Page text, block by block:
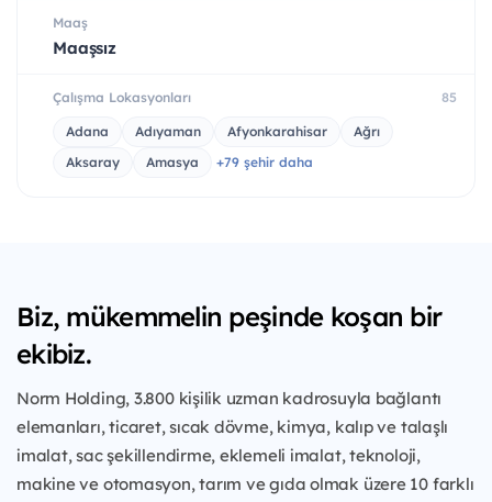
Maaş
Maaşsız
Çalışma Lokasyonları 85
Adana Adıyaman Afyonkarahisar
Ağrı
Aksaray
Amasya +79 şehir daha
Biz, mükemmelin peşinde koşan bir
ekibiz.
Norm Holding, 3.800 kişilik uzman kadrosuyla bağlantı
elemanları, ticaret, sıcak dövme, kimya, kalıp ve talaşlı
imalat, sac şekillendirme, eklemeli imalat, teknoloji,
makine ve otomasyon, tarım ve gıda olmak üzere 10 farklı